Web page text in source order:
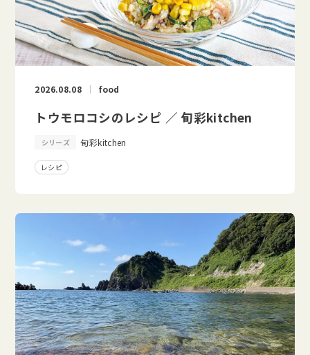
2026.08.08 food
トウモロコシのレシピ ／ 旬彩kitchen
シリーズ 旬彩kitchen
レシピ